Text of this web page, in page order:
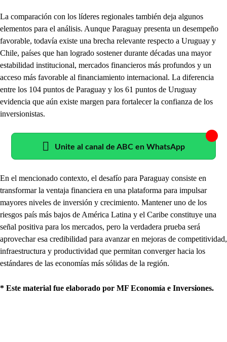
La comparación con los líderes regionales también deja algunos
elementos para el análisis. Aunque Paraguay presenta un desempeño
favorable, todavía existe una brecha relevante respecto a Uruguay y
Chile, países que han logrado sostener durante décadas una mayor
estabilidad institucional, mercados financieros más profundos y un
acceso más favorable al financiamiento internacional. La diferencia
entre los 104 puntos de Paraguay y los 61 puntos de Uruguay
evidencia que aún existe margen para fortalecer la confianza de los
inversionistas.
Unite al canal de ABC en WhatsApp
En el mencionado contexto, el desafío para Paraguay consiste en
transformar la ventaja financiera en una plataforma para impulsar
mayores niveles de inversión y crecimiento. Mantener uno de los
riesgos país más bajos de América Latina y el Caribe constituye una
señal positiva para los mercados, pero la verdadera prueba será
aprovechar esa credibilidad para avanzar en mejoras de competitividad,
infraestructura y productividad que permitan converger hacia los
estándares de las economías más sólidas de la región.
* Este material fue elaborado por MF Economía e Inversiones.